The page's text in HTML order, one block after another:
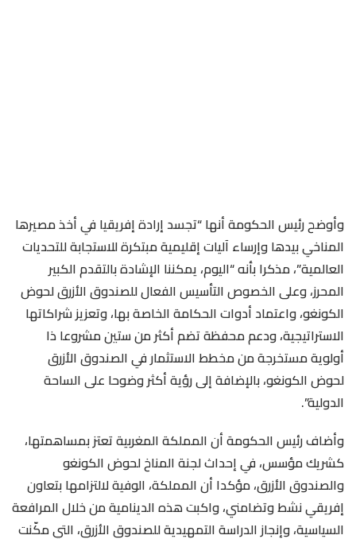
وأوضح رئيس الحكومة أنها “تجسد إرادة إفريقيا في أخذ مصيرها
المناخي بيدها وإرساء آليات إقليمية مبتكرة للاستجابة للتحديات
العالمية”، مذكرا بأنه “اليوم، يمكننا الإشادة بالتقدم الكبير
المحرز، وعلى الخصوص التأسيس الفعال للصندوق الأزرق لحوض
الكونغو، واعتماد أدوات الحكامة الخاصة بها، وتعزيز شراكاتها
الاستراتيجية، ودعم محفظة تضم أكثر من ستين مشروعا ذا
أولوية مستخرجة من مخطط الاستثمار في الصندوق الأزرق
لحوض الكونغو، بالإضافة إلى رؤية أكثر وضوحا على الساحة
الدولية”.
وأضاف رئيس الحكومة أن المملكة المغربية تعتز بمساهمتها،
كشريك مؤسس، في إحداث لجنة المناخ لحوض الكونغو
والصندوق الأزرق، مؤكدا أن المملكة، الوفية لالتزامها بتعاون
إفريقي نشط وتضامني، واكبت هذه الدينامية من خلال المرافعة
السياسية، وإنجاز الدراسة التمهيدية للصندوق الأزرق، التي مكّنت